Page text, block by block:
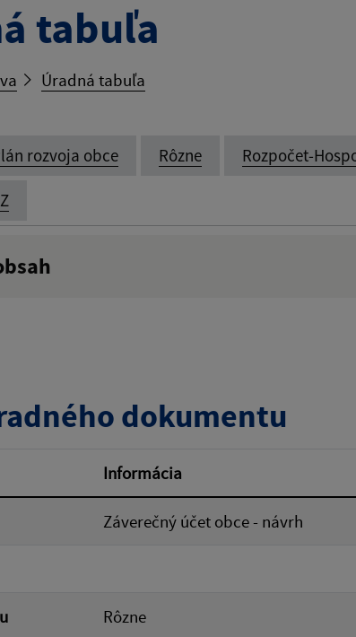
tabuľa
Úradná tabuľa
rozvoja obce Rôzne Rozpočet-
dokumentu
Informácia
Záverečný účet obce - návrh
Rôzne